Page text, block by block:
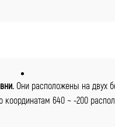
Они расположены на двух
640 ~ -200